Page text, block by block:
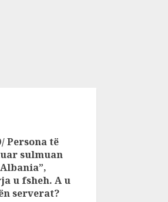
Persona të
sulmuan
u fsheh. A u
serverat?